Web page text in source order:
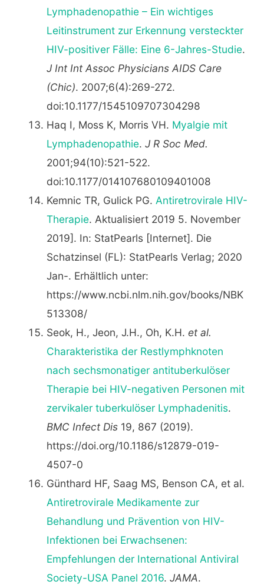
Lymphadenopathie – Ein wichtiges
Leitinstrument zur Erkennung versteckter
HIV-positiver Fälle: Eine 6-Jahres-Studie.
J Int Int Assoc Physicians AIDS Care
(Chic). 2007;6(4):269-272.
doi:10.1177/1545109707304298
Haq I, Moss K, Morris VH. Myalgie mit
Lymphadenopathie. J R Soc Med.
2001;94(10):521-522.
doi:10.1177/014107680109401008
Kemnic TR, Gulick PG. Antiretrovirale HIV-
Therapie. Aktualisiert 2019 5. November
2019]. In: StatPearls [Internet]. Die
Schatzinsel (FL): StatPearls Verlag; 2020
Jan-. Erhältlich unter:
https://www.ncbi.nlm.nih.gov/books/NBK
513308/
Seok, H., Jeon, J.H., Oh, K.H. et al.
Charakteristika der Restlymphknoten
nach sechsmonatiger antituberkulöser
Therapie bei HIV-negativen Personen mit
zervikaler tuberkulöser Lymphadenitis.
BMC Infect Dis19, 867 (2019).
https://doi.org/10.1186/s12879-019-
4507-0
Günthard HF, Saag MS, Benson CA, et al.
Antiretrovirale Medikamente zur
Behandlung und Prävention von HIV-
Infektionen bei Erwachsenen:
Empfehlungen der International Antiviral
Society-USA Panel 2016. JAMA.